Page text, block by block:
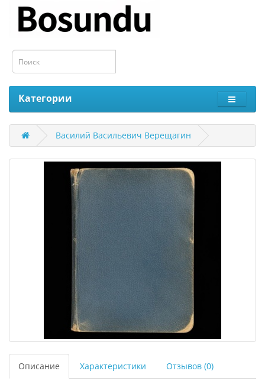
Категории
Василий Васильевич Верещагин
Описание Характеристики Отзывов (0)